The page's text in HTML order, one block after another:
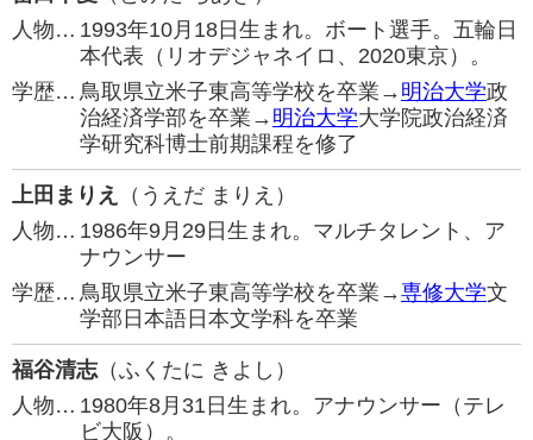
人物… 1993年10月18日生まれ。ボート選手。五輪日
本代表（リオデジャネイロ、2020東京）。
学歴… 鳥取県立米子東高等学校を卒業→ 明治大学政
治経済学部を卒業→ 明治大学大学院政治経済
学研究科博士前期課程を修了
上田まりえ
（うえだ まりえ）
人物… 1986年9月29日生まれ。マルチタレント、ア
ナウンサー
学歴… 鳥取県立米子東高等学校を卒業→専修大学文
学部日本語日本文学科を卒業
福谷清志（ふくたに きよし）
人物… 1980年8月31日生まれ。アナウンサー（テレ
ビ大阪）。